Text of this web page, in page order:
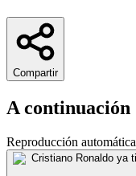
Compartir
A continuación
Reproducción automática